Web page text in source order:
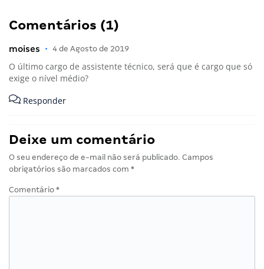
Comentários (1)
moises • 4 de Agosto de 2019
O último cargo de assistente técnico, será que é cargo que só
exige o nível médio?
Responder
Deixe um comentário
O seu endereço de e-mail não será publicado. Campos
obrigatórios são marcados com *
Comentário *